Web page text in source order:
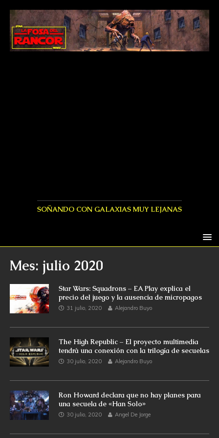
SOÑANDO CON GALAXIAS MUY LEJANAS
Mes: julio 2020
Star Wars: Squadrons – EA Play explica el
precio del juego y la ausencia de micropagos
31 julio, 2020 Alejandro Buyo
The High Republic – El proyecto multimedia
tendrá una conexión con la trilogía de secuelas
30 julio, 2020 Alejandro Buyo
Ron Howard declara que no hay planes para
una secuela de «Han Solo»
30 julio, 2020 Angel De Jorge